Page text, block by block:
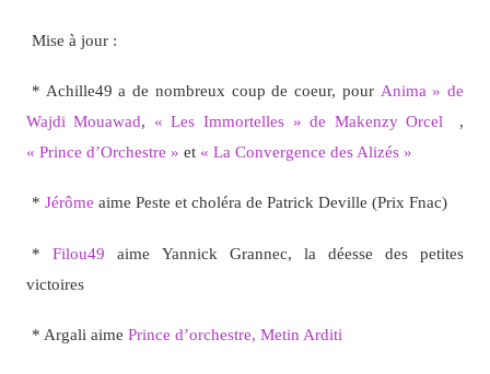
Mise à jour :
* Achille49 a de nombreux coup de coeur, pour Anima » de
Wajdi Mouawad, « Les Immortelles » de Makenzy Orcel
,
« Prince d’Orchestre » et « La Convergence des Alizés »
* Jérôme aime Peste et choléra de Patrick Deville (Prix Fnac)
* Filou49 aime Yannick Grannec, la déesse des petites
victoires
* Argali aime Prince d’orchestre, Metin Arditi